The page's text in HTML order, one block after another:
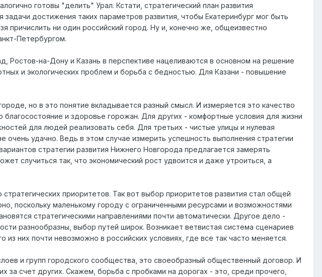
готовы "делить" Урал. Кстати, стратегический план развития
достижения таких параметров развития, чтобы Екатеринбург мог быть
причислить ни один российский город. Ну и, конечно же, общеизвестно
Петербургом.
Ростов-на-Дону и Казань в перспективе нацеливаются в основном на решение
и экологических проблем и борьба с бедностью. Для Казани - повышение
но в это понятие вкладывается разный смысл. И измеряется это качество
и здоровье горожан. Для других - комфортные условия для жизни
для людей реализовать себя. Для третьих - чистые улицы и нулевая
очень удачно. Ведь в этом случае измерить успешность выполнения стратегии
стратегии развития Нижнего Новгорода предлагается замерять
случиться так, что экономический рост удвоится и даже утроиться, а
приоритетов. Так вот выбор приоритетов развития стал общей
поскольку маленькому городу с ограниченными ресурсами и возможностями
стратегическими направлениями почти автоматически. Другое дело -
разнообразны, выбор путей широк. Возникает ветвистая система сценариев
них почти невозможно в российских условиях, где все так часто меняется.
и групп городского сообщества, это своеобразный общественный договор. И
за счет других. Скажем, борьба с пробками на дорогах - это, среди прочего,